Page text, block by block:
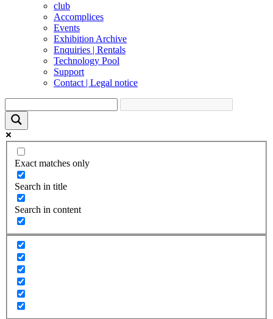
club
Accomplices
Events
Exhibition Archive
Enquiries | Rentals
Technology Pool
Support
Contact | Legal notice
Exact matches only
Search in title
Search in content